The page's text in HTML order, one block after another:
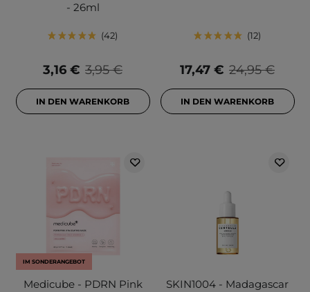
- 26ml
42
3,95 €
3,16 €
IN DEN WARENKORB
12
24,95 €
17,47 €
IN DEN WARENKORB
IM SONDERANGEBOT
Medicube - PDRN Pink
SKIN1004 - Madagascar